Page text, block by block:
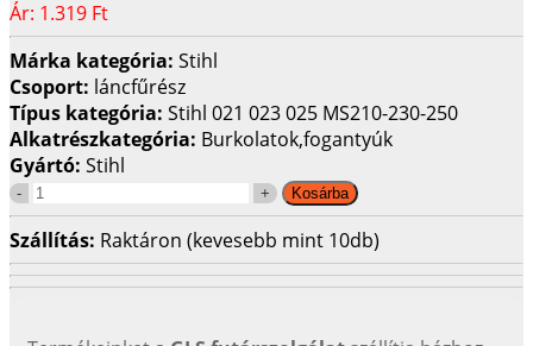
Ár: 1.319 Ft
Márka kategória: Stihl
Csoport: láncfűrész
Típus kategória: Stihl 021 023 025 MS210-230-250
Alkatrészkategória: Burkolatok,fogantyúk
Gyártó: Stihl
Szállítás: Raktáron (kevesebb mint 10db)